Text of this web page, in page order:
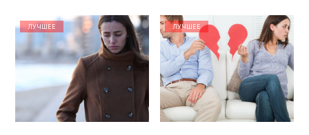
ЛУЧШЕЕ ЛУЧШЕЕ